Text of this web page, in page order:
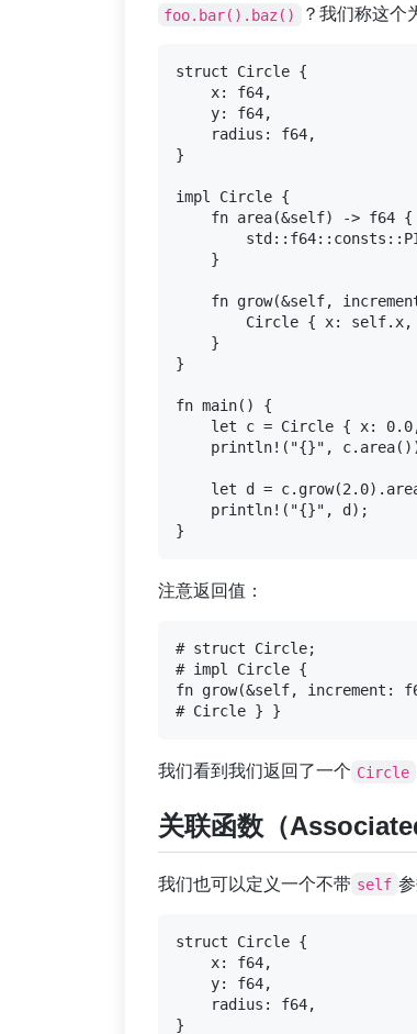
foo.bar().baz() ？我们称这个
struct Circle {
    x: f64,
    y: f64,
    radius: f64,
}
impl Circle {
    fn area(&self) -> f64 {
    }
fn grow(&self,
Circle { x:
    }
}
fn main() {
let c = Circle { x:
println!("{}",
let d =
    println!("{}", d);
注意返回值：
# struct Circle;
# impl Circle {
fn grow(&self, increment:
我们看到我们返回了一个 Circle
关联函数（
我们也可以定义一个不带 self
struct Circle {
    x: f64,
    y: f64,
    radius: f64,
}